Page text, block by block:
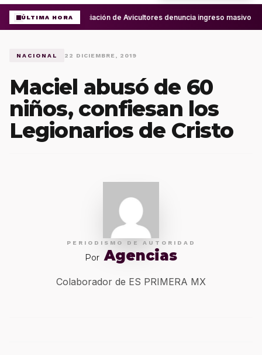
ÚLTIMA HORAAsociación de Avicultores denuncia ingreso masivo
NACIONAL 22 DICIEMBRE, 2019
Maciel abusó de 60
niños, confiesan los
Legionarios de Cristo
PERIODISMO DE AUTORIDAD
Por Agencias
Colaborador de ES PRIMERA MX